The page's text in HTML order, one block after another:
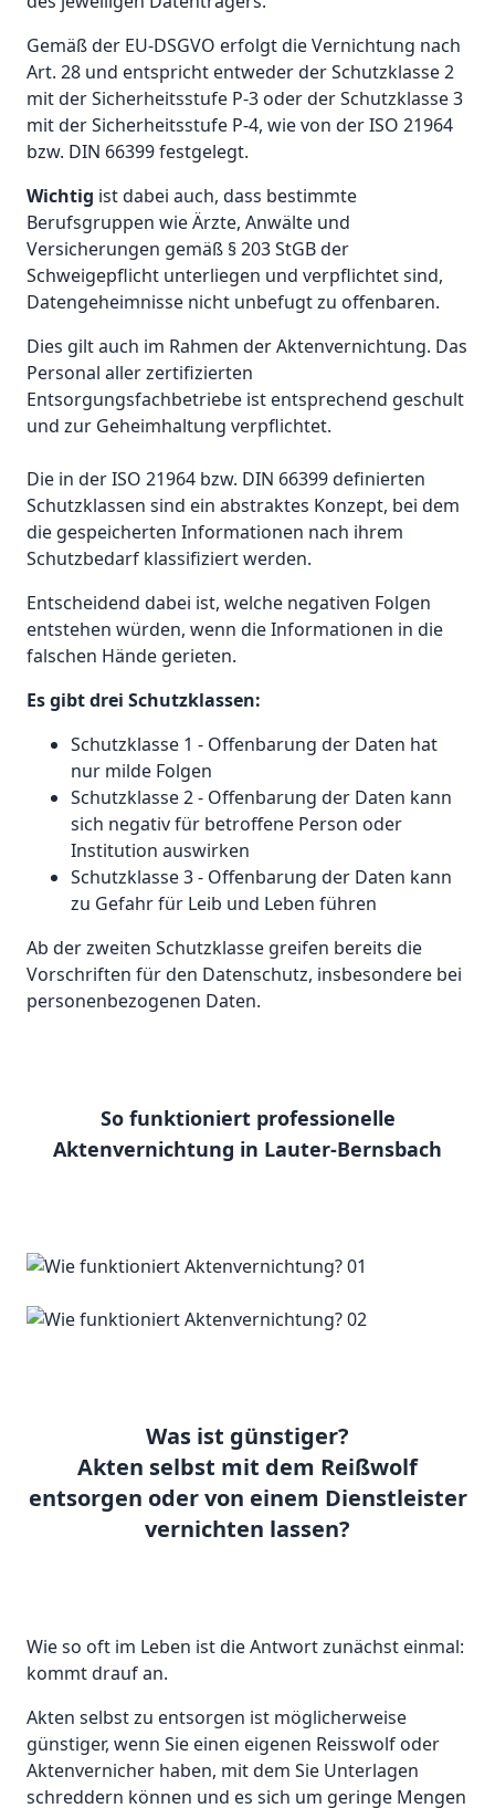
Gemäß der EU-DSGVO erfolgt die Vernichtung nach
Art. 28 und entspricht entweder der Schutzklasse 2
mit der Sicherheitsstufe P-3 oder der Schutzklasse 3
mit der Sicherheitsstufe P-4, wie von der ISO 21964
bzw. DIN 66399 festgelegt.
Wichtig ist dabei auch, dass bestimmte
Berufsgruppen wie Ärzte, Anwälte und
Versicherungen gemäß § 203 StGB der
Schweigepflicht unterliegen und verpflichtet sind,
Datengeheimnisse nicht unbefugt zu offenbaren.
Dies gilt auch im Rahmen der Aktenvernichtung. Das
Personal aller zertifizierten
Entsorgungsfachbetriebe ist entsprechend geschult
und zur Geheimhaltung verpflichtet.
Die in der ISO 21964 bzw. DIN 66399 definierten
Schutzklassen sind ein abstraktes Konzept, bei dem
die gespeicherten Informationen nach ihrem
Schutzbedarf klassifiziert werden.
Entscheidend dabei ist, welche negativen Folgen
entstehen würden, wenn die Informationen in die
falschen Hände gerieten.
Es gibt drei Schutzklassen:
Schutzklasse 1 - Offenbarung der Daten hat
nur milde Folgen
Schutzklasse 2 - Offenbarung der Daten kann
sich negativ für betroffene Person oder
Institution auswirken
Schutzklasse 3 - Offenbarung der Daten kann
zu Gefahr für Leib und Leben führen
Ab der zweiten Schutzklasse greifen bereits die
Vorschriften für den Datenschutz, insbesondere bei
personenbezogenen Daten.
So funktioniert professionelle
Aktenvernichtung in Lauter-Bernsbach
Was ist günstiger?
Akten selbst mit dem Reißwolf
entsorgen oder von einem Dienstleister
vernichten lassen?
Wie so oft im Leben ist die Antwort zunächst einmal:
kommt drauf an.
Akten selbst zu entsorgen ist möglicherweise
günstiger, wenn Sie einen eigenen Reisswolf oder
Aktenvernicher haben, mit dem Sie Unterlagen
schreddern können und es sich um geringe Mengen